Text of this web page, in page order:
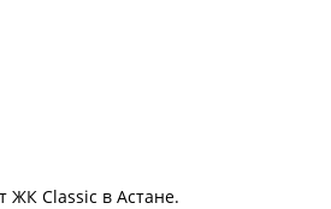
ЖК Classic в Астане.